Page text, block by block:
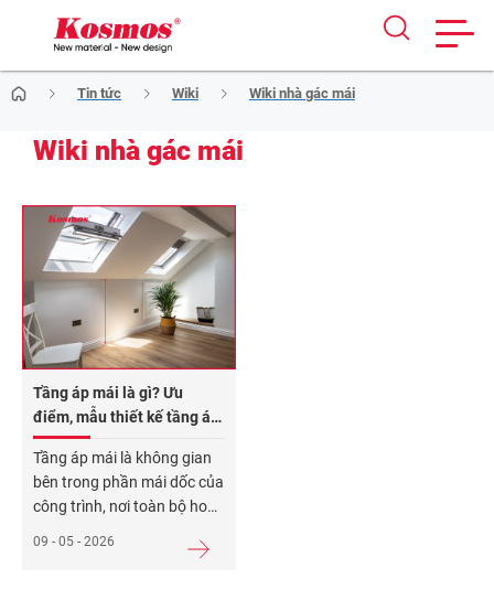
Skip
to
Tin tức Wiki Wiki nhà gác mái
Wiki nhà gác mái
Tầng áp mái là gì? Ưu
điểm, mẫu thiết kế tầng áp
mái đẹp 2026
Tầng áp mái là không gian
bên trong phần mái dốc của
công trình, nơi toàn bộ hoặc
hình thành bởi các bề mặt
09 - 05 - 2026